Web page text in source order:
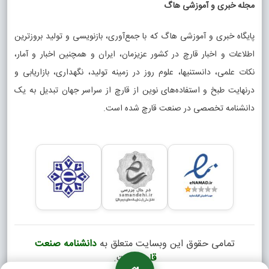
براساس گزارشات واصله از سوی مدیریت جهاد کشاورزی استان
های کشور، 10 استان برتر از حیث تولید قارچ خوراکی ( دکمه ای)
به شرح ذیل اعلام گردید.بواسطه فعالیت بیش از 1500 مزرعه
پرورش قارچ و اشتغال قریب به 100هزار کارگر، در سال جاری
پیش بینی می شود که 180 هزار تن قارچ دکمه ای تولید خواهد
شدکه بواسطه این میزان تولید، کشور ما رتبه هفتم بزرگترین
مجله خبری و آموزشی هاگ
پایگاه خبری و آموزشی هاگ که با جمع‌آوری، بازنویسی و تولید بروزترین
اطلاعات و اخبار قارچ در کشور عزیزمان، ایران و همچنین اخبار و آمار،
نکات علمی، دانستنیها، علوم روز در زمینه تولید، نگهداری، بازاریابی و
درنهایت طبخ و استفاده‌های نوین از قارچ از سراسر جهان تبدیل به یک
دانشنامه تخصصی در صنعت قارچ شده است.
تمامی حقوق این وبسایت متعلق بهدانشنامه صنعت
قارچ
است.